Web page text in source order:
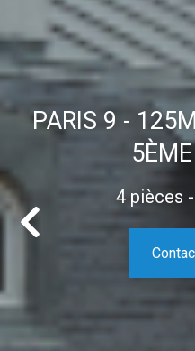
PARIS 9 -
4 pièces